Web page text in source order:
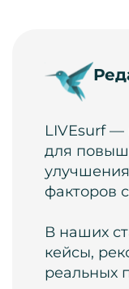
LIVEsurf
для
факторов
В наших
кейсы,
реальных